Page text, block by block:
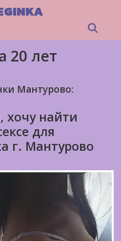
20 лет
Мантурово:
хочу найти
для
г. Мантурово